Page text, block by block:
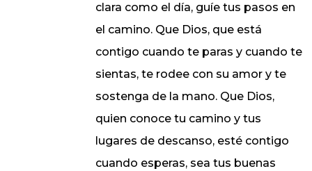
clara como el día, guíe tus pasos en
el camino. Que Dios, que está
contigo cuando te paras y cuando te
sientas, te rodee con su amor y te
sostenga de la mano. Que Dios,
quien conoce tu camino y tus
lugares de descanso, esté contigo
cuando esperas, sea tus buenas